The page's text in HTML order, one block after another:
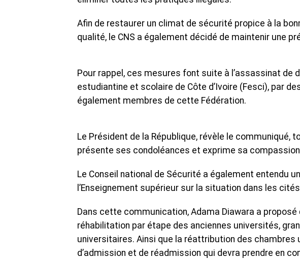
Afin de restaurer un climat de sécurité propice à la
qualité, le CNS a également décidé de maintenir une
Pour rappel, ces mesures font suite à l’assassinat de
estudiantine et scolaire de Côte d’Ivoire (Fesci), par
également membres de cette Fédération.
Le Président de la République, révèle le
présente ses condoléances et exprime sa
Le Conseil national de Sécurité a également entendu
l’Enseignement supérieur sur la situation dans les
Dans cette communication, Adama Diawara a
réhabilitation par étape des anciennes universités,
universitaires. Ainsi que la réattribution des chambres
d’admission et de réadmission qui devra prendre en